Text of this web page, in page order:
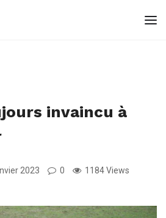
invaincu à
2023 0 1184 Views